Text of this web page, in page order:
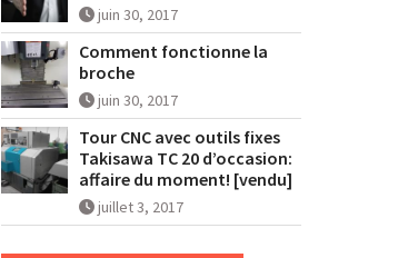
juin 30, 2017
Comment fonctionne la
broche
juin 30, 2017
Tour CNC avec outils fixes
Takisawa TC 20 d’occasion:
affaire du moment! [vendu]
juillet 3, 2017